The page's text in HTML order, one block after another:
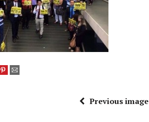
Previous image